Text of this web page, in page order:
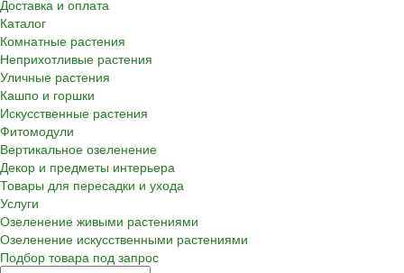
Доставка и оплата
Каталог
Комнатные растения
Неприхотливые растения
Уличные растения
Кашпо и горшки
Искусственные растения
Фитомодули
Вертикальное озеленение
Декор и предметы интерьера
Товары для пересадки и ухода
Услуги
Озеленение живыми растениями
Озеленение искусственными растениями
Подбор товара под запрос